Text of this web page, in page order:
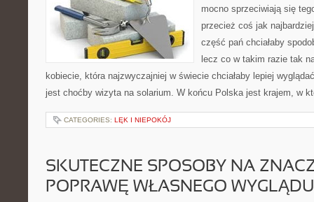
mocno sprzeciwiają się
przecież coś jak
część pań chciałaby
lecz co w takim razie tak
kobiecie, która najzwyczajniej w świecie chciałaby lepiej
jest choćby wizyta na solarium. W końcu Polska jest krajem, w
CATEGORIES: LĘK I NIEPOKÓJ
SKUTECZNE SPOSOBY NA
POPRAWĘ WŁASNEGO WYGLĄDU